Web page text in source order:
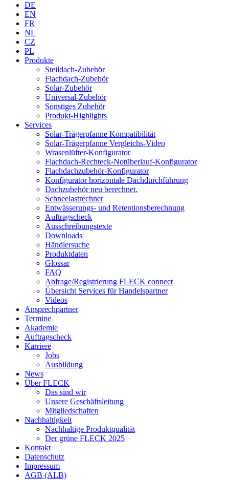
DE
EN
FR
NL
CZ
PL
Produkte
Steildach-Zubehör
Flachdach-Zubehör
Solar-Zubehör
Universal-Zubehör
Sonstiges Zubehör
Produkt-Highlights
Services
Solar-Trägerpfanne Kompatibilität
Solar-Trägerpfanne Vergleichs-Video
Wrasenlüfter-Konfigurator
Flachdach-Rechteck-Notüberlauf-Konfigurator
Flachdachzubehör-Konfigurator
Konfigurator horizontale Dachdurchführung
Dachzubehör neu berechnet.
Schneelastrechner
Entwässerungs- und Retentionsberechnung
Auftragscheck
Ausschreibungstexte
Downloads
Händlersuche
Produktdaten
Glossar
FAQ
Abfrage/Registrierung FLECK connect
Übersicht Services für Handelspartner
Videos
Ansprechpartner
Termine
Akademie
Auftragscheck
Karriere
Jobs
Ausbildung
News
Über FLECK
Das sind wir
Unsere Geschäftsleitung
Mitgliedschaften
Nachhaltigkeit
Nachhaltige Produktqualität
Der grüne FLECK 2025
Kontakt
Datenschutz
Impressum
AGB (ALB)